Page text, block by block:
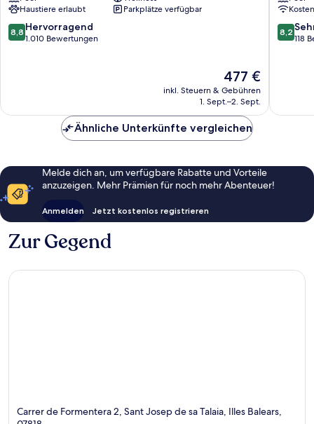
-
New
Opening
Talaia
Haustiere erlaubt
Parkplätze verfügbar
8.8
von
8,8 Hervorragend
1.010 Bewertungen
Der
Preis
beträgt
477 €
inkl. Steuern & Gebühren
1. Sept.–2. Sept.
-
Adults
Only
8.2
von
8,2
118
Ähnliche Unterkünfte vergleichen
Melde dich an, um verfügbare Rabatte und Vorteile
anzuzeigen. Mehr Prämien für noch mehr Abenteuer!
Anmelden Jetzt kostenlos registrieren
Zur Gegend
Carrer de Formentera 2, Sant Josep de sa Talaia, Illes Balears,